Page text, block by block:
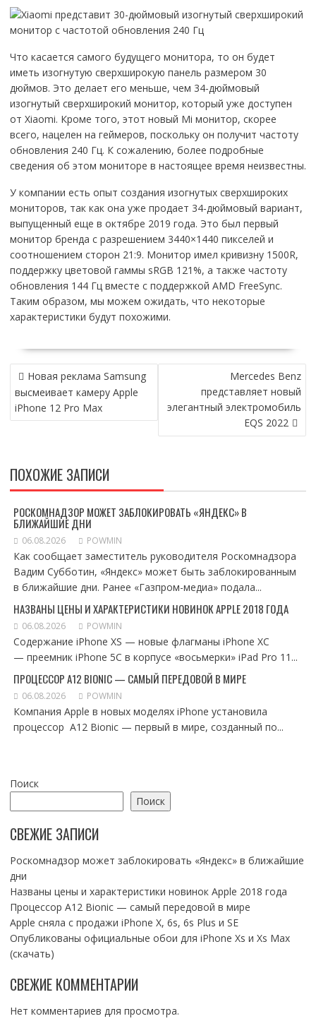
Что касается самого будущего монитора, то он будет
иметь изогнутую сверхширокую панель размером 30
дюймов. Это делает его меньше, чем 34-дюймовый
изогнутый сверхширокий монитор, который уже доступен
от Xiaomi. Кроме того, этот новый Mi монитор, скорее
всего, нацелен на геймеров, поскольку он получит частоту
обновления 240 Гц. К сожалению, более подробные
сведения об этом мониторе в настоящее время неизвестны.
У компании есть опыт создания изогнутых сверхшироких
мониторов, так как она уже продает 34-дюймовый вариант,
выпущенный еще в октябре 2019 года. Это был первый
монитор бренда с разрешением 3440×1440 пикселей и
соотношением сторон 21:9. Монитор имел кривизну 1500R,
поддержку цветовой гаммы sRGB 121%, а также частоту
обновления 144 Гц вместе с поддержкой AMD FreeSync.
Таким образом, мы можем ожидать, что некоторые
характеристики будут похожими.
НАВИГАЦИЯ
ПО
ЗАПИСЯМ
Новая реклама Samsung
высмеивает камеру Apple
iPhone 12 Pro Max
Mercedes Benz
представляет новый
элегантный электромобиль
EQS 2022
ПОХОЖИЕ ЗАПИСИ
РОСКОМНАДЗОР МОЖЕТ ЗАБЛОКИРОВАТЬ «ЯНДЕКС» В
БЛИЖАЙШИЕ ДНИ
06.08.2026 POWMIN
Как сообщает заместитель руководителя Роскомнадзора
Вадим Субботин, «Яндекс» может быть заблокированным
в ближайшие дни. Ранее «Газпром-медиа» подала...
НАЗВАНЫ ЦЕНЫ И ХАРАКТЕРИСТИКИ НОВИНОК APPLE 2018 ГОДА
06.08.2026 POWMIN
Содержание iPhone XS — новые флагманы iPhone XC
— преемник iPhone 5C в корпусе «восьмерки» iPad Pro 11...
ПРОЦЕССОР A12 BIONIC — САМЫЙ ПЕРЕДОВОЙ В МИРЕ
06.08.2026 POWMIN
Компания Apple в новых моделях iPhone установила
процессор A12 Bionic — первый в мире, созданный по...
Поиск
Поиск
СВЕЖИЕ ЗАПИСИ
Роскомнадзор может заблокировать «Яндекс» в ближайшие
дни
Названы цены и характеристики новинок Apple 2018 года
Процессор A12 Bionic — самый передовой в мире
Apple сняла с продажи iPhone X, 6s, 6s Plus и SE
Опубликованы официальные обои для iPhone Xs и Xs Max
(скачать)
СВЕЖИЕ КОММЕНТАРИИ
Нет комментариев для просмотра.